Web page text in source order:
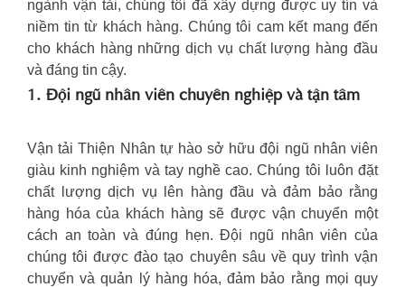
ngành vận tải, chúng tôi đã xây dựng được uy tín và
niềm tin từ khách hàng. Chúng tôi cam kết mang đến
cho khách hàng những dịch vụ chất lượng hàng đầu
và đáng tin cậy.
1. Đội ngũ nhân viên chuyên nghiệp và tận tâm
Vận tải Thiện Nhân tự hào sở hữu đội ngũ nhân viên
giàu kinh nghiệm và tay nghề cao. Chúng tôi luôn đặt
chất lượng dịch vụ lên hàng đầu và đảm bảo rằng
hàng hóa của khách hàng sẽ được vận chuyển một
cách an toàn và đúng hẹn. Đội ngũ nhân viên của
chúng tôi được đào tạo chuyên sâu về quy trình vận
chuyển và quản lý hàng hóa, đảm bảo rằng mọi quy